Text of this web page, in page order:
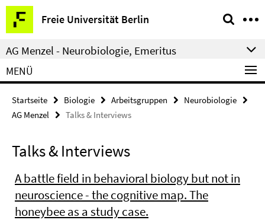
Springe
direkt
zu
Inhalt
Freie Universität Berlin
Service-
Navigation
AG Menzel - Neurobiologie, Emeritus
MENÜ
Startseite Biologie Arbeitsgruppen
Neurobiologie
AG Menzel
Talks & Interviews
Talks & Interviews
A battle field in behavioral biology but not in
neuroscience - the cognitive map. The
honeybee as a study case.